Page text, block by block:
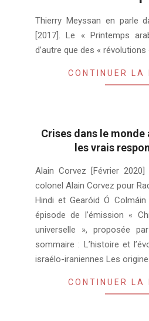
02-
04
Thierry Meyssan en parle
[2017]. Le « Printemps
d’autre que des «
CONTINUER LA
Crises dans le monde
les vrais
02-
25
Alain Corvez [Février
colonel Alain Corvez pour
Hindi et Gearóid Ó
épisode de l’émission «
universelle », proposée
sommaire : L’histoire et
israélo-iraniennes Les
CONTINUER LA